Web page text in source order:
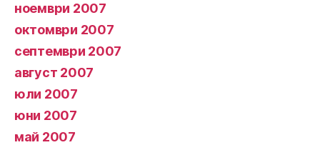
ноември 2007
октомври 2007
септември 2007
август 2007
юли 2007
юни 2007
май 2007